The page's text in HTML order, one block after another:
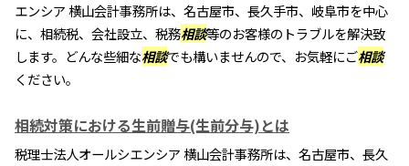
エンシア 横山会計事務所は、名古屋市、長久手市、岐阜市を中心
に、相続税、会社設立、税務相談等のお客様のトラブルを解決致
します。どんな些細な相談でも構いませんので、お気軽にご相談
ください。
相続対策における生前贈与(生前分与)とは
税理士法人オールシエンシア 横山会計事務所は、名古屋市、長久